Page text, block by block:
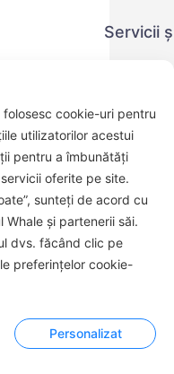
Servicii
Acordul
ROOM
folosesc cookie-uri pentru
utilizatorilor acestui
pentru a îmbunătăți
oferite pe site.
sunteți de acord cu
și partenerii săi.
dvs. făcând clic pe
preferințelor cookie-
Personalizat